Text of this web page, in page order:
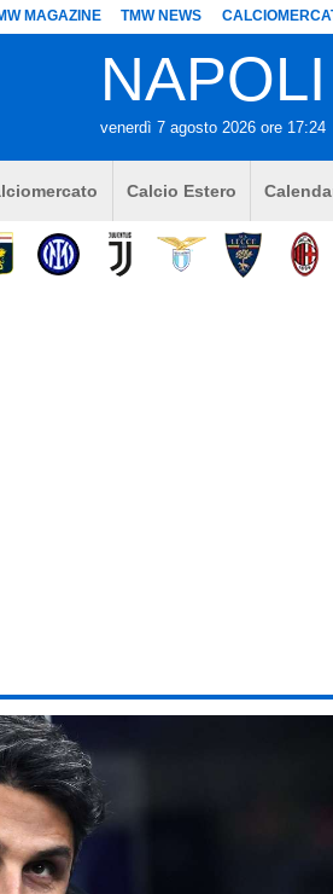
MAGAZINE TMW NEWS
NAPOLI
venerdì 7 agosto 2026 ore 17:24
Calcio Estero